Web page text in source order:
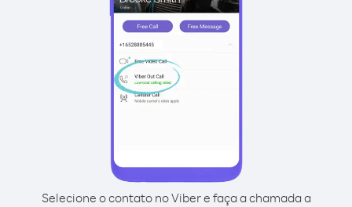
Selecione o contato no Viber e faça a chamada a